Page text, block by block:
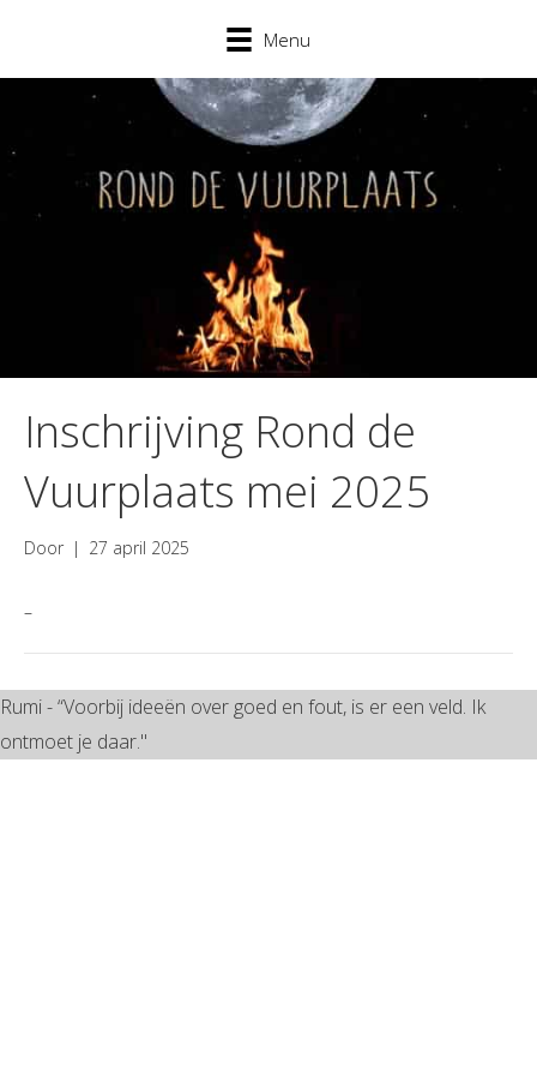
Menu
Inschrijving Rond de
Vuurplaats mei 2025
Door | 27 april 2025
–
Rumi - “Voorbij ideeën over goed en fout, is er een veld. Ik
ontmoet je daar."